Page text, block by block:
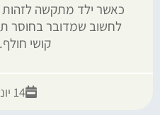
כאשר ילד מתקשה לזהות
לחשוב שמדובר בחוסר
קושי
14 יוני, 2026